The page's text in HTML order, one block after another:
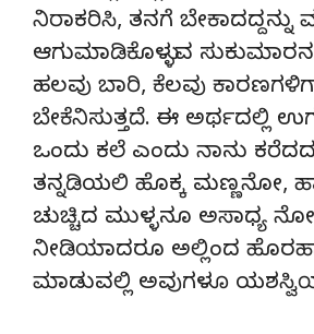
ನಿರಾಕರಿಸಿ, ತನಗೆ ಬೇಕಾದದ್ದನ್ನು
ಆಗುಮಾಡಿಕೊಳ್ಳುವ
ಹಲವು ಬಾರಿ, ಕೆಲವು
ಬೇಕೆನಿಸುತ್ತದೆ. ಈ ಅರ್ಥದಲ್ಲಿ
ಒಂದು ಕಲೆ ಎಂದು ನಾನು
ತನ್ನಡಿಯಲಿ ಹೊಕ್ಕ ಮಣ್ಣನೋ,
ಚುಚ್ಚಿದ ಮುಳ್ಳನೂ ಅಸಾಧ್ಯ
ನೀಡಿಯಾದರೂ ಅಲ್ಲಿಂದ
ಮಾಡುವಲ್ಲಿ ಅವುಗಳೂ